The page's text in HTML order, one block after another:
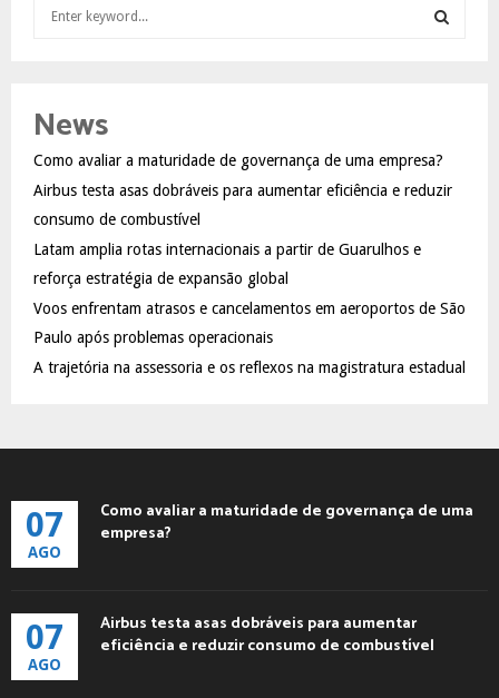
h
o
r
:
R
News
Como avaliar a maturidade de governança de uma empresa?
Airbus testa asas dobráveis para aumentar eficiência e reduzir
consumo de combustível
Latam amplia rotas internacionais a partir de Guarulhos e
reforça estratégia de expansão global
Voos enfrentam atrasos e cancelamentos em aeroportos de São
Paulo após problemas operacionais
A trajetória na assessoria e os reflexos na magistratura estadual
07
AGO
Como avaliar a maturidade de governança de uma
empresa?
07
AGO
Airbus testa asas dobráveis para aumentar
eficiência e reduzir consumo de combustível